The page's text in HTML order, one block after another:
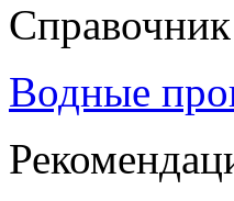
Водные